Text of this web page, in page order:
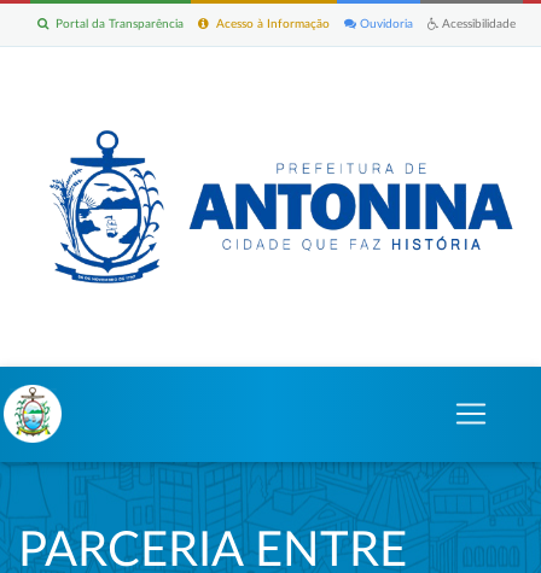
Acessibilidade
Ouvidoria
Acesso à Informação
Portal da Transparência
PARCERIA ENTRE